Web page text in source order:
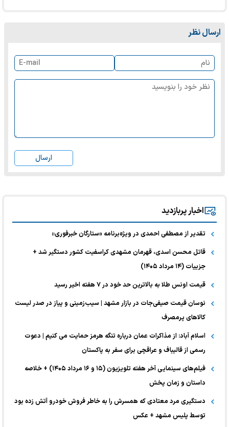
ارسال نظر
ارسال
اخبار پربازدید
تقدیر از مصطفی احمدی در ویژه‌برنامه «ستارگان خبرفوری»
قاتل محسن اسدی، قهرمان مشهدی کراسفیت کشور دستگیر شد +
جزییات (۱۴ مرداد ۱۴۰۵)
قیمت اونس طلا به بالاترین حد خود در ۷ هفته اخیر رسید
نوسان قیمت صیفی‌جات در بازار مشهد | سیب‌زمینی و پیاز در صدر لیست
کالا‌های پرمصرف
اسلام آباد: از مذاکرات عمان درباره تنگه هرمز حمایت می کنیم | دعوت
رسمی از قالیباف و عراقچی برای سفر به پاکستان
فیلم‌های سینمایی آخر هفته تلویزیون (۱۵ و ۱۶ مرداد ۱۴۰۵) + خلاصه
داستان و زمان پخش
دستگیری مرد معتادی که همسرش را به خاطر فروش خودرو آتش زده بود
توسط پلیس مشهد + عکس